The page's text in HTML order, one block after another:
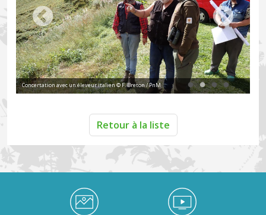
Concertation avec un éleveur italien © F. Breton / PnM
Retour à la liste
Médiathèque Footer